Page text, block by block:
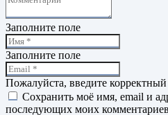
Заполните поле
Заполните поле
Пожалуйста, введите корректный
Сохранить моё имя, email и
последующих моих